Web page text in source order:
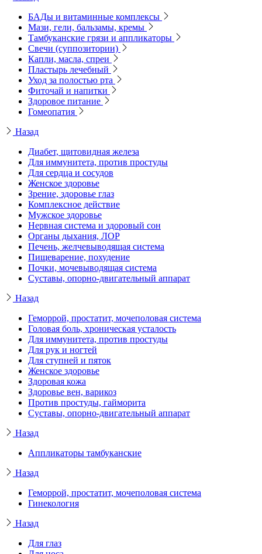
БАДы и витаминные комплексы
Мази, гели, бальзамы, кремы
Тамбуканские грязи и аппликаторы
Свечи (суппозитории)
Капли, масла, спреи
Пластырь лечебный
Уход за полостью рта
Фиточай и напитки
Здоровое питание
Гомеопатия
Назад
Диабет, щитовидная железа
Для иммунитета, против простуды
Для сердца и сосудов
Женское здоровье
Зрение, здоровье глаз
Комплексное действие
Мужское здоровье
Нервная система и здоровый сон
Органы дыхания, ЛОР
Печень, желчевыводящая система
Пищеварение, похудение
Почки, мочевыводящая система
Суставы, опорно-двигательный аппарат
Назад
Геморрой, простатит, мочеполовая система
Головая боль, хроническая усталость
Для иммунитета, против простуды
Для рук и ногтей
Для ступней и пяток
Женское здоровье
Здоровая кожа
Здоровье вен, варикоз
Против простуды, гайморита
Суставы, опорно-двигательный аппарат
Назад
Аппликаторы тамбуканские
Назад
Геморрой, простатит, мочеполовая система
Гинекология
Назад
Для глаз